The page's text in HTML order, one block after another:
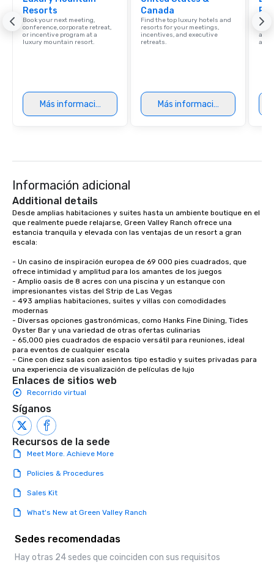
Resorts
Book your next meeting,
conference, corporate retreat,
or incentive program at a
luxury mountain resort.
Más información
Canada
Find the top luxury hotels and
resorts for your meetings,
incentives, and executive
retreats.
Más información
with
and
Información adicional
Additional details
Desde amplias habitaciones y suites hasta un ambiente boutique en el
que realmente puede relajarse, Green Valley Ranch ofrece una
estancia tranquila y elevada con las ventajas de un resort a gran
escala:
- Un casino de inspiración europea de 69 000 pies cuadrados, que
ofrece intimidad y amplitud para los amantes de los juegos
- Amplio oasis de 8 acres con una piscina y un estanque con
impresionantes vistas del Strip de Las Vegas
- 493 amplias habitaciones, suites y villas con comodidades
modernas
- Diversas opciones gastronómicas, como Hanks Fine Dining, Tides
Oyster Bar y una variedad de otras ofertas culinarias
- 65,000 pies cuadrados de espacio versátil para reuniones, ideal
para eventos de cualquier escala
- Cine con diez salas con asientos tipo estadio y suites privadas para
una experiencia de visualización de películas de lujo
Enlaces de sitios web
Recorrido virtual
Síganos
Recursos de la sede
Meet More. Achieve More
Policies & Procedures
Sales Kit
What's New at Green Valley Ranch
Sedes recomendadas
Hay otras 24 sedes que coinciden con sus requisitos